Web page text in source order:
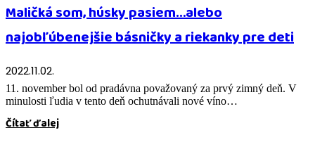
Maličká som, húsky pasiem…alebo
najobľúbenejšie básničky a riekanky pre deti
2022.11.02.
11. november bol od pradávna považovaný za prvý zimný deň. V
minulosti ľudia v tento deň ochutnávali nové víno…
Čítať ďalej